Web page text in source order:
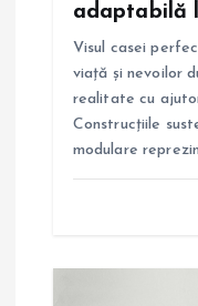
adaptabilă
Visul casei
viață și nevoilor
realitate cu
Construcțiile
modulare